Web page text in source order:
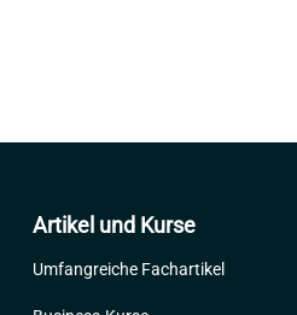
Artikel und Kurse
Umfangreiche Fachartikel